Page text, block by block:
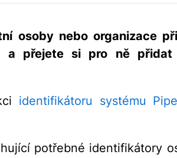
osoby nebo organizace
a přejete si pro ně přidat
identifikátoru systému
potřebné identifikátory